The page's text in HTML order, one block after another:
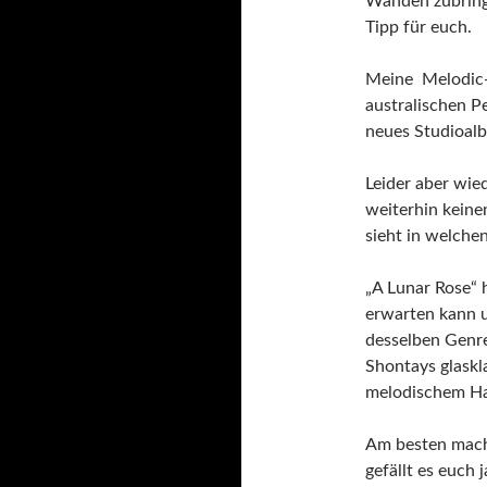
Tipp für euch.
Meine
australischen
neues
Leider aber
weiterhin
sieht in
„A Lunar
erwarten kann
desselben
Shontays
melodischem
Am besten
gefällt es euch